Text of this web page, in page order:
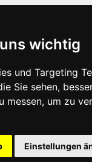
wichtig
und Targeting
Sie sehen,
messen, um zu
Einstellungen